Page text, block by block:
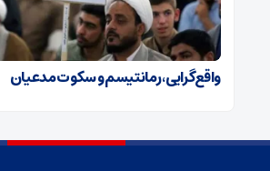
واقع‌‏گرایی، رمانتیسم و سکوت مدعیان